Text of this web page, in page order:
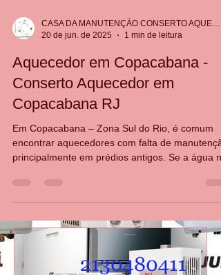
20 de jun. de 2025
1 min de leitura
Aquecedor em Copacabana -
Conserto Aquecedor em
Copacabana RJ
Em Copacabana – Zona Sul do Rio, é comum
Manutenção Aquecedores e Fogões. Rua Barata
Ribeiro, 232, Copacabana, Rio de Janeiro 21
aquecedor a gás Aquecedor de água conserto de